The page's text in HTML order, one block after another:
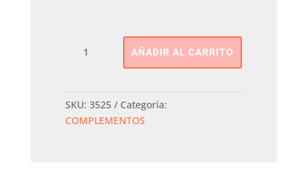
cantidad
AÑADIR AL CARRITO
SKU: 3525
Categoría:
COMPLEMENTOS